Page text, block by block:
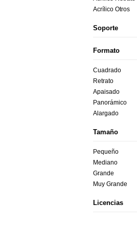
Acrílico Otros
Soporte
Formato
Cuadrado
Retrato
Apaisado
Panorámico
Alargado
Tamaño
Pequeño
Mediano
Grande
Muy Grande
Licencias